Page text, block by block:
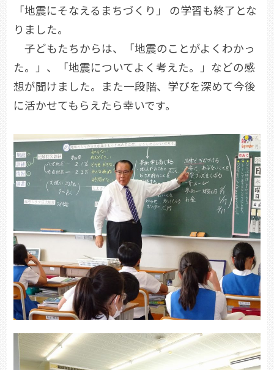
「地震にそなえるまちづくり」 の学習も終了とな
りました。
子どもたちからは、「地震のことがよくわかっ
た。」、「地震についてよく考えた。」などの感
想が聞けました。また一段階、学びを深めて今後
に活かせてもらえたら幸いです。